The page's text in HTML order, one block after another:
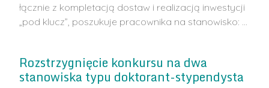
łącznie z kompletacją dostaw i realizacją inwestycji
„pod klucz”, poszukuje pracownika na stanowisko: …
Rozstrzygnięcie konkursu na dwa
stanowiska typu doktorant-stypendysta